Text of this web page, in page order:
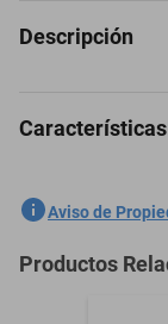
Descripción
2 Boquilla
Características
SKU
Marca
Aviso de
Productos